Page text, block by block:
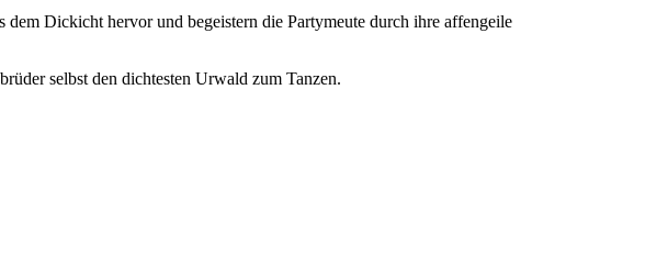
Dickicht hervor und begeistern die Partymeute durch ihre affengeile
selbst den dichtesten Urwald zum Tanzen.